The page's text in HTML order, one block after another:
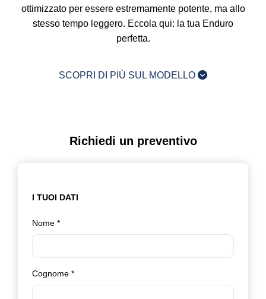
ottimizzato per essere estremamente potente, ma allo
stesso tempo leggero. Eccola qui: la tua Enduro
perfetta.
SCOPRI DI PIÙ SUL MODELLO
Richiedi un preventivo
I TUOI DATI
Nome *
Cognome *